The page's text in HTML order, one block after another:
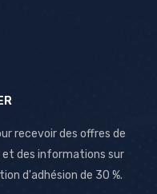
recevoir des offres de
et des informations sur
d'adhésion de 30 %.